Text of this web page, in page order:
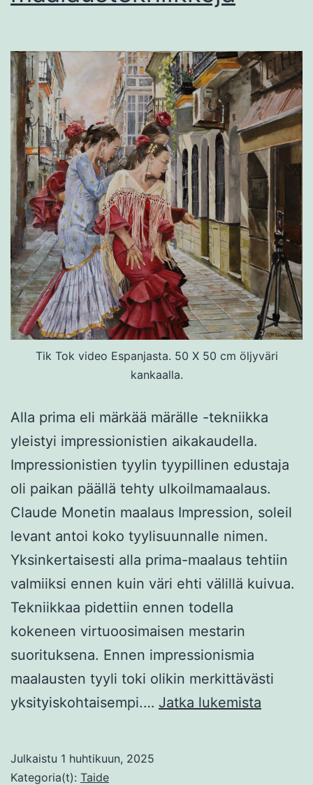
Tik Tok video Espanjasta. 50 X 50 cm öljyväri
kankaalla.
Alla prima eli märkää märälle -tekniikka
yleistyi impressionistien aikakaudella.
Impressionistien tyylin tyypillinen edustaja
oli paikan päällä tehty ulkoilmamaalaus.
Claude Monetin maalaus Impression, soleil
levant antoi koko tyylisuunnalle nimen.
Yksinkertaisesti alla prima-maalaus tehtiin
valmiiksi ennen kuin väri ehti välillä kuivua.
Tekniikkaa pidettiin ennen todella
kokeneen virtuoosimaisen mestarin
suorituksena. Ennen impressionismia
maalausten tyyli toki olikin merkittävästi
yksityiskohtaisempi.… Jatka lukemista
Julkaistu 1 huhtikuun, 2025
Kategoria(t): Taide